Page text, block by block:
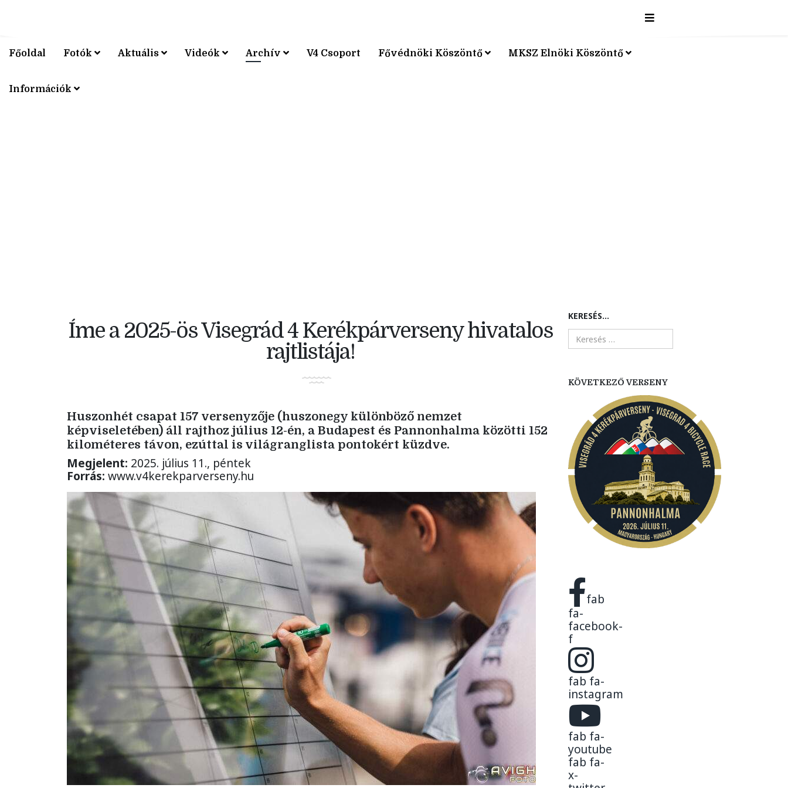
Főoldal Fotók Aktuális Videók Archív V4 Csoport Fővédnöki Köszöntő MKSZ Elnöki Köszöntő
Információk
Íme a 2025-ös Visegrád 4 Kerékpárverseny hivatalos
rajtlistája!
Huszonhét csapat 157 versenyzője (huszonegy különböző nemzet
képviseletében) áll rajthoz július 12-én, a Budapest és Pannonhalma közötti 152
kilométeres távon, ezúttal is világranglista pontokért küzdve.
Megjelent: 2025. július 11., péntek
Forrás: www.v4kerekparverseny.hu
KERESÉS...
KÖVETKEZŐ VERSENY
fab
fa-
facebook-
f
fab fa-
instagram
fab fa-
youtube
fab fa-
x-